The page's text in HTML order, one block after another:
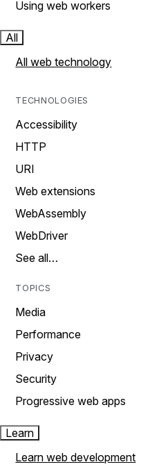
Using web workers
All
All web technology
TECHNOLOGIES
Accessibility
HTTP
URI
Web extensions
WebAssembly
WebDriver
See all…
TOPICS
Media
Performance
Privacy
Security
Progressive web apps
Learn
Learn web development